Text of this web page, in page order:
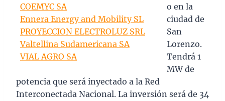
COEMYC SA
Ennera Energy and Mobility SL
PROYECCION ELECTROLUZ SRL
Valtellina Sudamericana SA
VIAL AGRO SA
o en la
ciudad de
San
Lorenzo.
Tendrá 1
MW de
potencia que será inyectado a la Red
Interconectada Nacional. La inversión será de 34